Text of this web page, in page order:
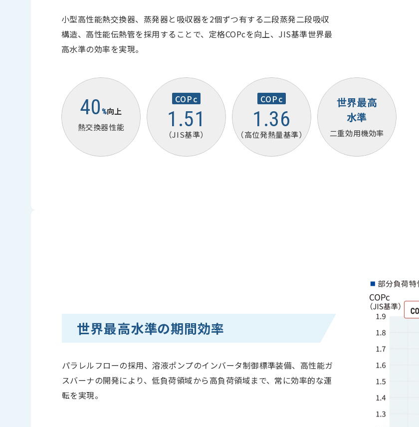
小型高性能熱交換器、蒸発器と吸収器を2個ずつ有する二段蒸発二段吸収
構造、高性能伝熱管を採用することで、定格COPcを向上、JIS基準世界最
高水準の効率を実現。
40 %向上
熱交換器性能
COPc
1.51
（JIS基準）
COPc
1.36
（高位発熱量基準）
世界最高
水準
二重効用機効率
世界最高水準の期間効率
パラレルフローの採用、溶液ポンプのインバータ制御標準装備、高性能ガ
スバーナの開発により、低負荷領域から高負荷領域まで、常に効率的な運
転を実現。